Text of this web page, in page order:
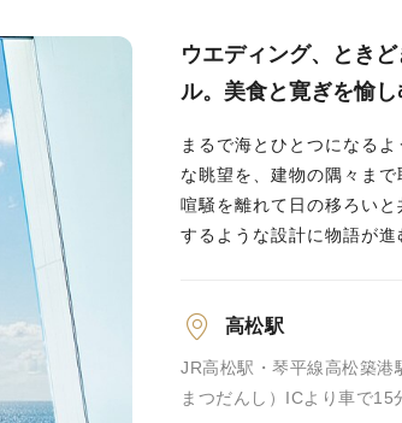
ウエディング、とき
ル。美食と寛ぎを愉
まるで海とひとつになる
な眺望を、建物の隅々ま
喧騒を離れて日の移ろい
するような設計に物語が
高松駅
JR高松駅・琴平線高松築
まつだんし）ICより車で